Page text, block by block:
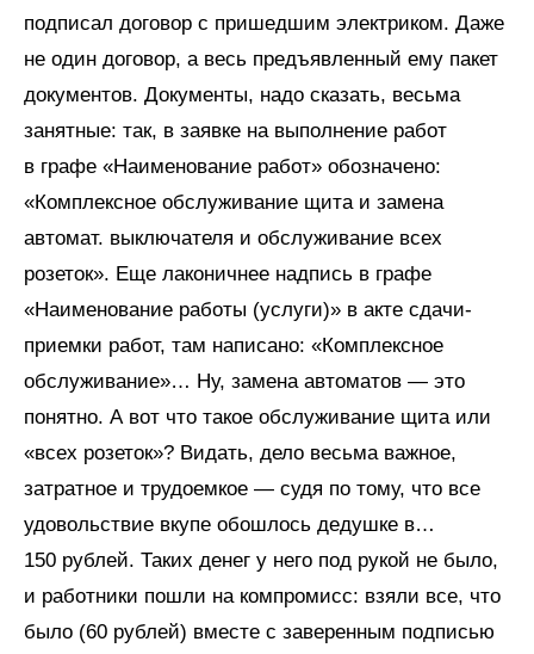
подписал договор с пришедшим электриком. Даже
не один договор, а весь предъявленный ему пакет
документов. Документы, надо сказать, весьма
занятные: так, в заявке на выполнение работ
в графе «Наименование работ» обозначено:
«Комплексное обслуживание щита и замена
автомат. выключателя и обслуживание всех
розеток». Еще лаконичнее надпись в графе
«Наименование работы (услуги)» в акте сдачи-
приемки работ, там написано: «Комплексное
обслуживание»… Ну, замена автоматов — это
понятно. А вот что такое обслуживание щита или
«всех розеток»? Видать, дело весьма важное,
затратное и трудоемкое — судя по тому, что все
удовольствие вкупе обошлось дедушке в…
150 рублей. Таких денег у него под рукой не было,
и работники пошли на компромисс: взяли все, что
было (60 рублей) вместе с заверенным подписью